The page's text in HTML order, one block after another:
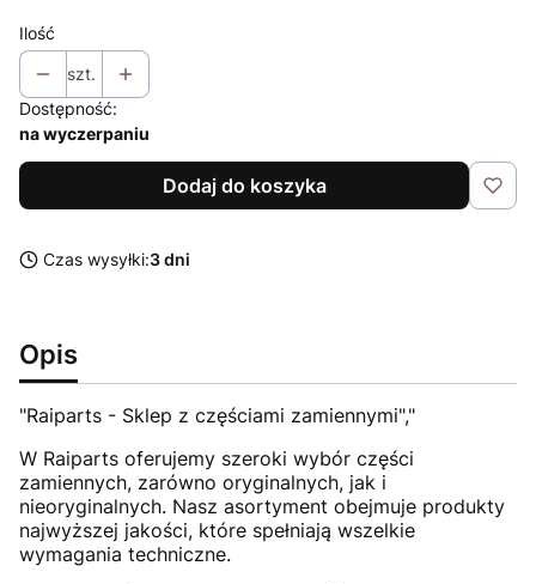
Ilość
szt.
Dostępność:
na wyczerpaniu
Dodaj do koszyka
Czas wysyłki:3 dni
Opis
"Raiparts - Sklep z częściami zamiennymi","
W Raiparts oferujemy szeroki wybór części
zamiennych, zarówno oryginalnych, jak i
nieoryginalnych. Nasz asortyment obejmuje produkty
najwyższej jakości, które spełniają wszelkie
wymagania techniczne.